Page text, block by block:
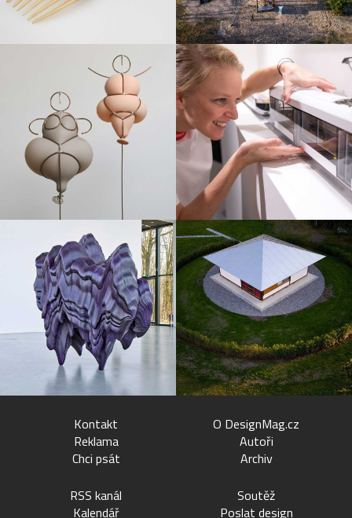
Kontakt
Reklama
Chci psát
O DesignMag.cz
Autoři
Archiv
RSS kanál
Kalendář
Soutěž
Poslat design